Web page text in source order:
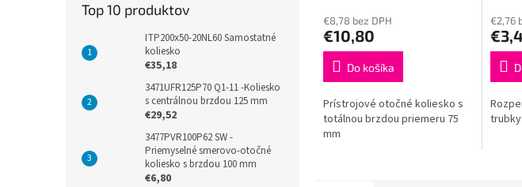
Top 10 produktov
ITP200x50-20NL60 Samostatné
koliesko
€35,18
3471UFR125P70 Q1-11 -Koliesko
s centrálnou brzdou 125 mm
€29,52
3477PVR100P62 SW -
Priemyselné smerovo-otočné
koliesko s brzdou 100 mm
€6,80
€8,78 bez DPH
€10,80
Do košíka
Prístrojové otočné koliesko s
totálnou brzdou priemeru 75
mm
€2,76